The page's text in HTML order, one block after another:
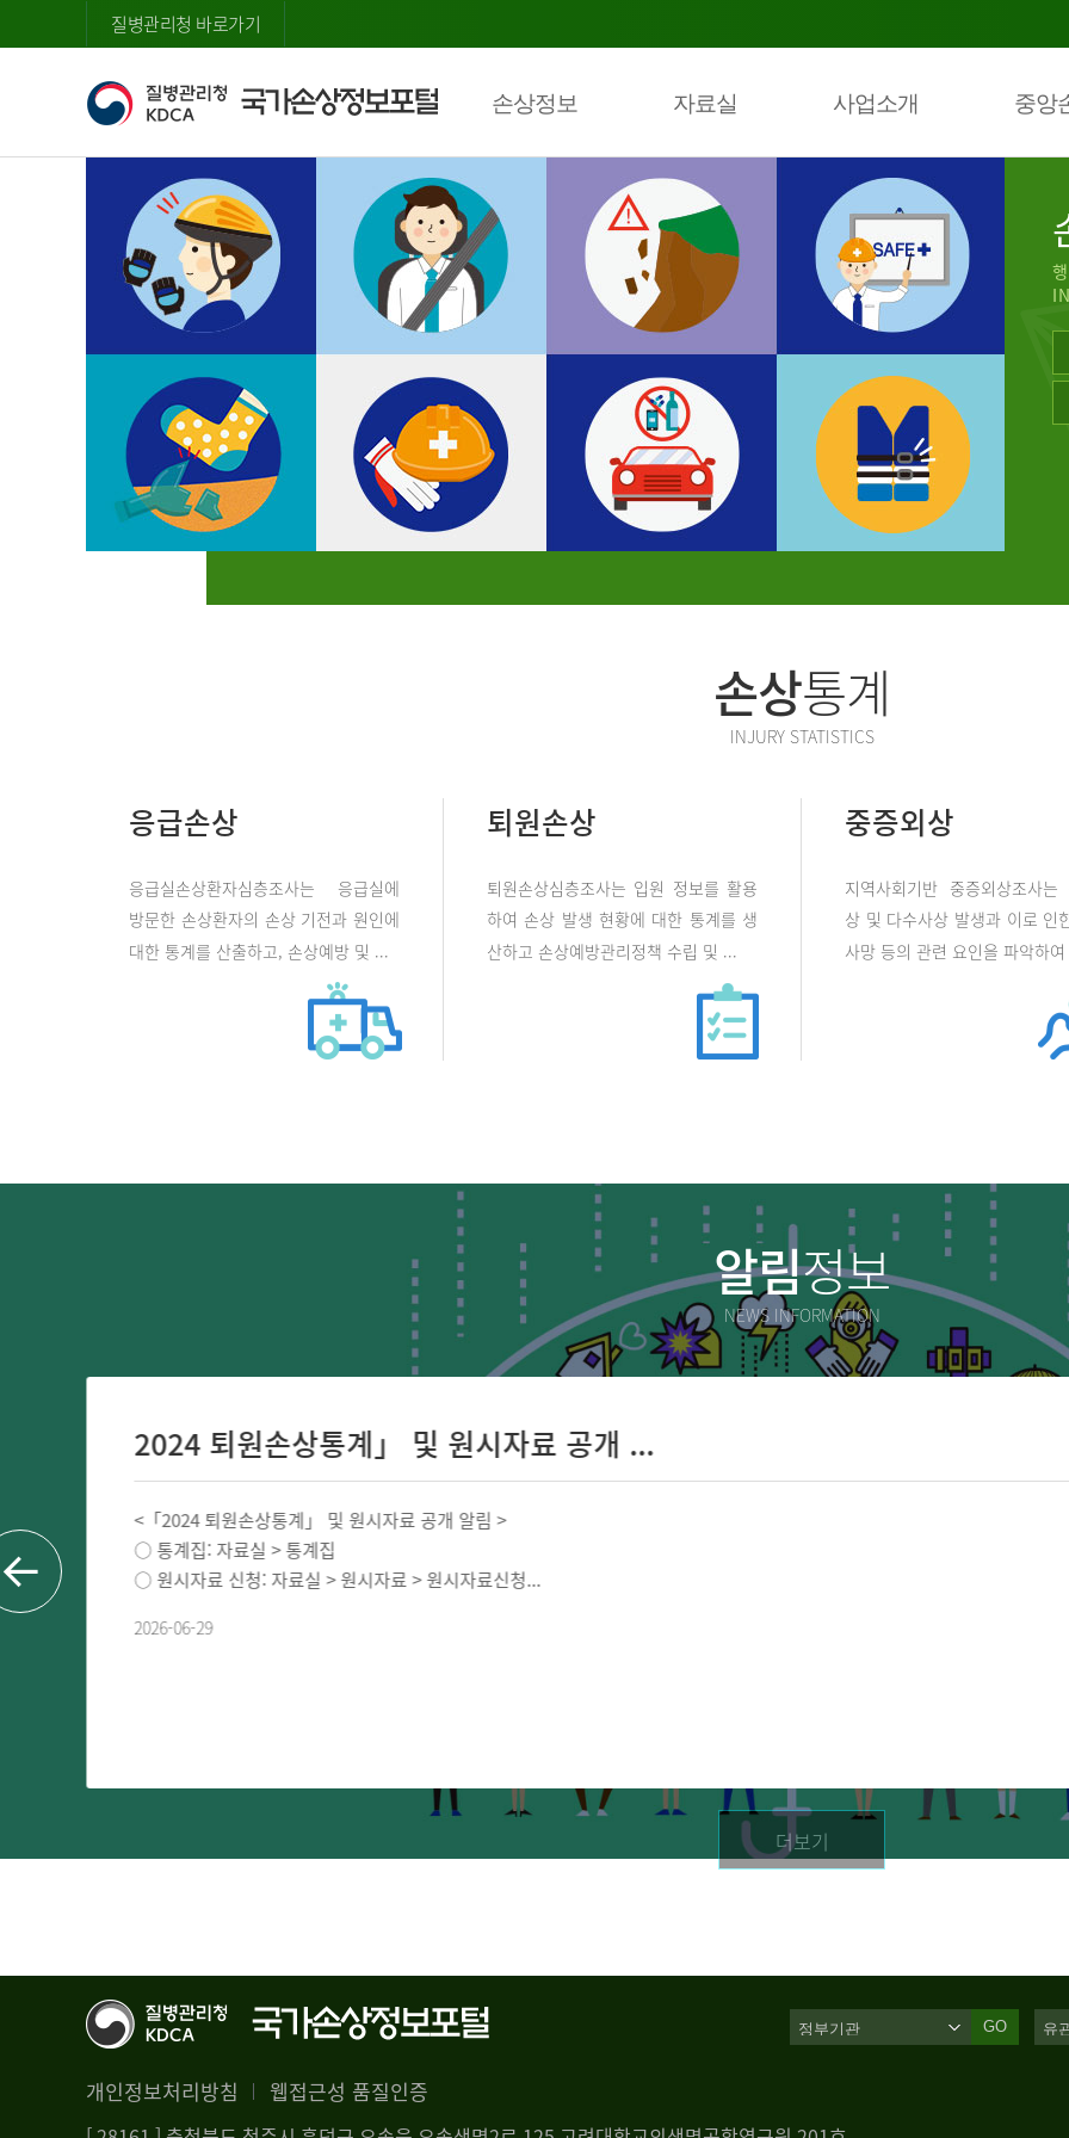
질병관리청 바로가기
손상정보 자료실 사업소개 중앙
손상통계
INJURY STATISTICS
응급손상
응급실손상환자심층조사는 응급실에
방문한 손상환자의 손상 기전과 원인에
대한 통계를 산출하고, 손상예방 및 ...
퇴원손상
퇴원손상심층조사는 입원 정보를 활용
하여 손상 발생 현황에 대한 통계를 생
산하고 손상예방관리정책 수립 및 ...
중증외상
지역사회기반 중증외상조사는
상 및 다수사상 발생과 이로 인
사망 등의 관련 요인을 파악하
알림정보
NEWS INFORMATION
2024 퇴원손상통계」 및 원시자료 공개 ...
<「2024 퇴원손상통계」 및 원시자료 공개 알림 >
○ 통계집: 자료실 > 통계집
○ 원시자료 신청: 자료실 > 원시자료 > 원시자료신청...
2026-06-29
더보기
개인정보처리방침 웹접근성 품질인증
GO